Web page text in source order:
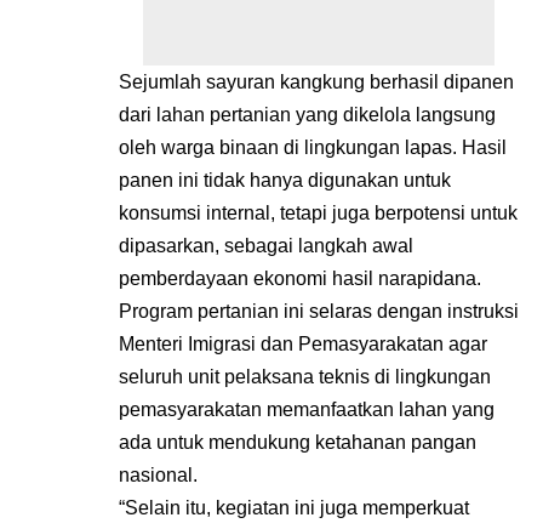
Sejumlah sayuran kangkung berhasil dipanen
dari lahan pertanian yang dikelola langsung
oleh warga binaan di lingkungan lapas. Hasil
panen ini tidak hanya digunakan untuk
konsumsi internal, tetapi juga berpotensi untuk
dipasarkan, sebagai langkah awal
pemberdayaan ekonomi hasil narapidana.
Program pertanian ini selaras dengan instruksi
Menteri Imigrasi dan Pemasyarakatan agar
seluruh unit pelaksana teknis di lingkungan
pemasyarakatan memanfaatkan lahan yang
ada untuk mendukung ketahanan pangan
nasional.
“Selain itu, kegiatan ini juga memperkuat